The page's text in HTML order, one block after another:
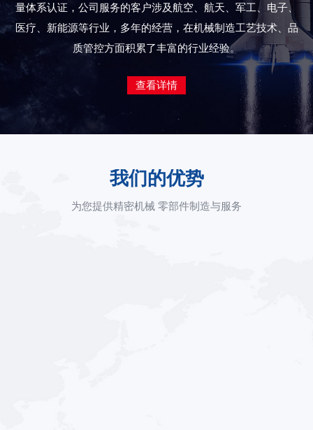
量体系认证，公司服务的客户涉及航空、航天、军工、电子、
医疗、新能源等行业，多年的经营，在机械制造工艺技术、品
质管控方面积累了丰富的行业经验。
查看详情
我们的优势
为您提供精密机械 零部件制造与服务